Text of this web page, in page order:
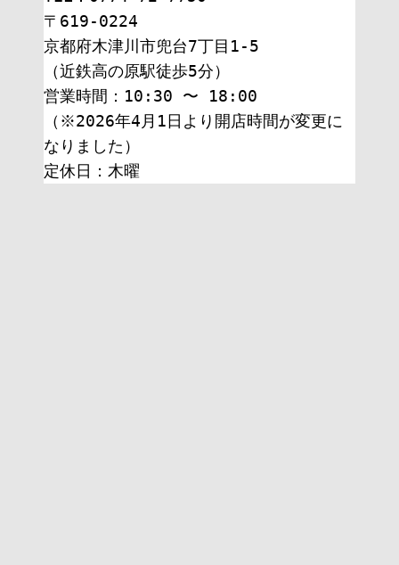
〒619-0224
京都府木津川市兜台7丁目1-5
（近鉄高の原駅徒歩5分）
営業時間：10:30 〜 18:00
（※2026年4月1日より開店時間が変更に
なりました）
定休日：木曜